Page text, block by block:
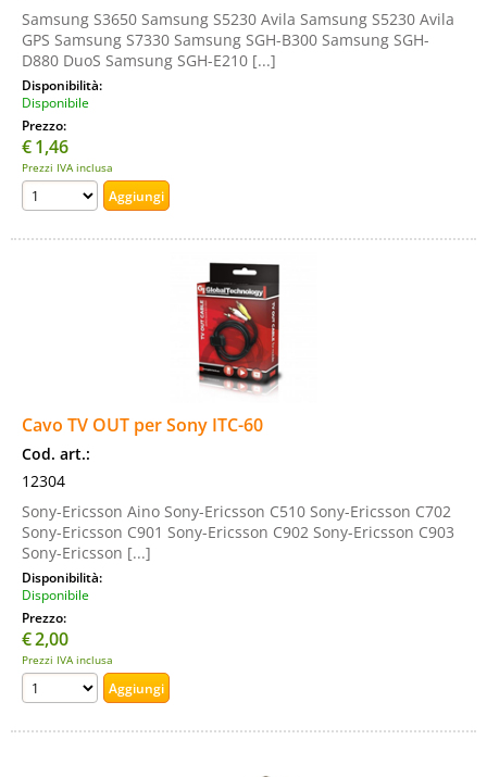
Samsung S3650 Samsung S5230 Avila Samsung S5230 Avila
GPS Samsung S7330 Samsung SGH-B300 Samsung SGH-
D880 DuoS Samsung SGH-E210 [...]
Disponibilità:
Disponibile
Prezzo:
€1,46
Prezzi IVA inclusa
Cavo TV OUT per Sony ITC-60
Cod. art.:
12304
Sony-Ericsson Aino Sony-Ericsson C510 Sony-Ericsson C702
Sony-Ericsson C901 Sony-Ericsson C902 Sony-Ericsson C903
Sony-Ericsson [...]
Disponibilità:
Disponibile
Prezzo:
€2,00
Prezzi IVA inclusa